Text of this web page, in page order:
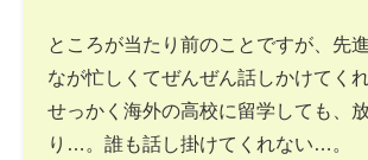
ところが当たり前のことですが、先
なが忙しくてぜんぜん話しかけてく
せっかく海外の高校に留学しても、
り…。誰も話し掛けてくれない…。